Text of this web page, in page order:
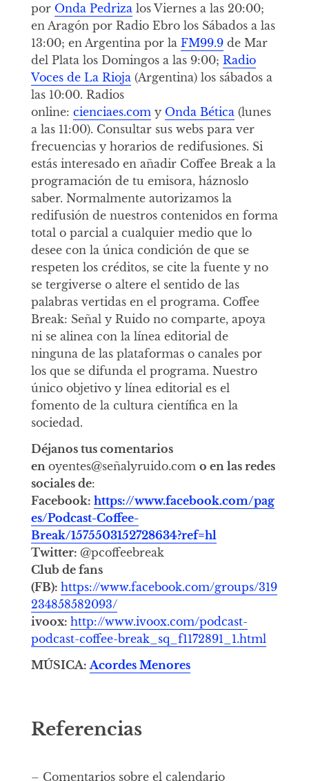
por Onda Pedrizalos Viernes a las 20:00;
en Aragón por Radio Ebro los Sábados a las
13:00; en Argentina por la FM99.9de Mar
del Plata los Domingos a las 9:00; Radio
Voces de La Rioja(Argentina) los sábados a
las 10:00. Radios
online: cienciaes.comy Onda Bética(lunes
a las 11:00). Consultar sus webs para ver
frecuencias y horarios de redifusiones. Si
estás interesado en añadir Coffee Break a la
programación de tu emisora, háznoslo
saber. Normalmente autorizamos la
redifusión de nuestros contenidos en forma
total o parcial a cualquier medio que lo
desee con la única condición de que se
respeten los créditos, se cite la fuente y no
se tergiverse o altere el sentido de las
palabras vertidas en el programa. Coffee
Break: Señal y Ruido no comparte, apoya
ni se alinea con la línea editorial de
ninguna de las plataformas o canales por
los que se difunda el programa. Nuestro
único objetivo y línea editorial es el
fomento de la cultura científica en la
sociedad.
Déjanos tus comentarios
en oyentes@señalyruido.com o en las redes
sociales de:
Facebook: https://www.facebook.com/pag
es/Podcast-Coffee-
Break/1575503152728634?ref=hl
Twitter: @pcoffeebreak
Club de fans
(FB): https://www.facebook.com/groups/319
234858582093/
ivoox: http://www.ivoox.com/podcast-
podcast-coffee-break_sq_f1172891_1.html
MÚSICA: Acordes Menores
Referencias
– Comentarios sobre el calendario